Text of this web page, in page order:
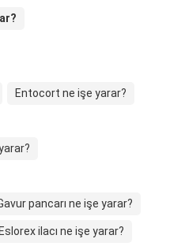
Entocort ne işe yarar?
pancarı ne işe yarar?
Eslorex ilacı ne işe yarar?